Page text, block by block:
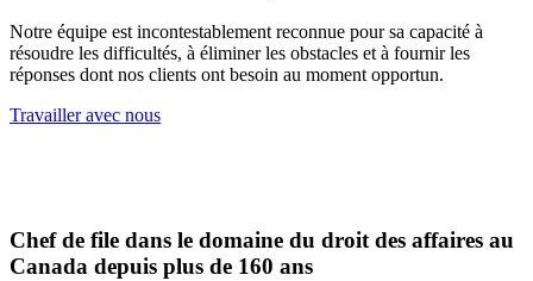
Notre équipe est incontestablement reconnue pour sa capacité à
résoudre les difficultés, à éliminer les obstacles et à fournir les
réponses dont nos clients ont besoin au moment opportun.
Travailler avec nous
Chef de file dans le domaine du droit des affaires au
Canada depuis plus de 160 ans